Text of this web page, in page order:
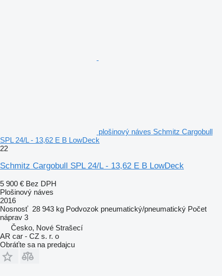
plošinový náves Schmitz Cargobull
SPL 24/L - 13,62 E B LowDeck
22
Schmitz Cargobull SPL 24/L - 13,62 E B LowDeck
5 900 € Bez DPH
Plošinový náves
2016
Nosnosť 28 943 kg Podvozok pneumatický/pneumatický Počet
náprav 3
Česko, Nové Strašecí
AR car - CZ s. r. o
Obráťte sa na predajcu